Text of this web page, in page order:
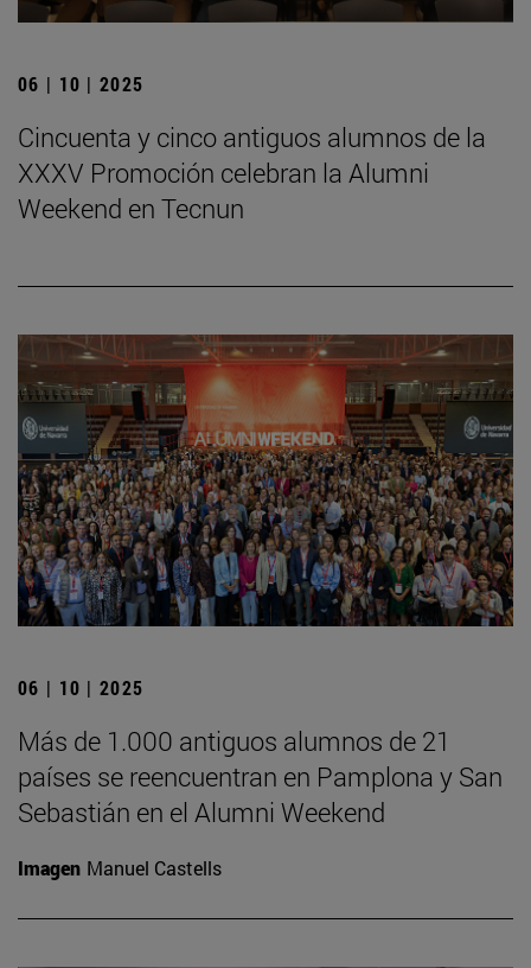
06 | 10 | 2025
Cincuenta y cinco antiguos alumnos de la
XXXV Promoción celebran la Alumni
Weekend en Tecnun
06 | 10 | 2025
Más de 1.000 antiguos alumnos de 21
países se reencuentran en Pamplona y San
Sebastián en el Alumni Weekend
Imagen Manuel Castells